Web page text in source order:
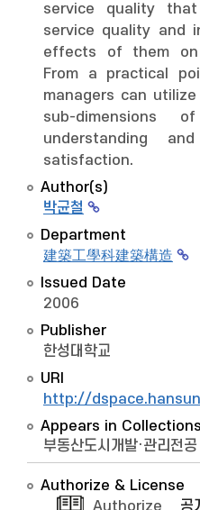
service quality
service quality and
effects of them on
From a practical
managers can
sub-dimensions
understanding
satisfaction.
Author(s)
박균철
Department
建築工學科建築構造
Issued Date
2006
Publisher
한성대학교
URI
http://
Appears in
부동산도시개발·관리전공
Authorize & License
Authorize
공